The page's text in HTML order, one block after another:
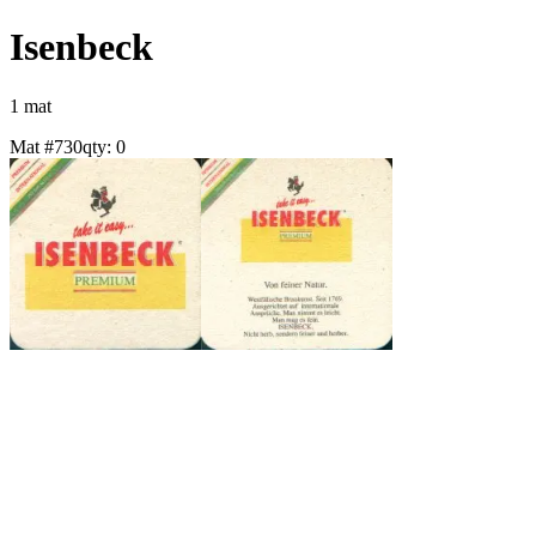
Isenbeck
1 mat
Mat #730qty: 0